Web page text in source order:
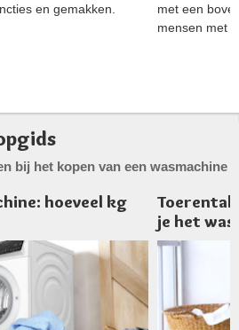
en gemakken.
met een
mensen met
bij het kopen van een wasmachine
hoeveel kg
Toerental
je het